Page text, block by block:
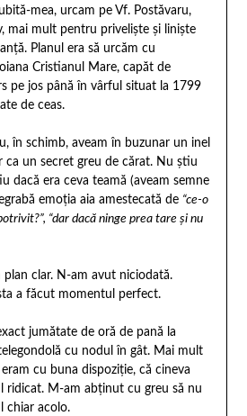
mea, urcam pe Vf. Postăvaru,
mai mult pentru priveliște și liniște
Planul era să urcăm cu
Cristianul Mare, capăt de
pe jos până în vârful situat la 1799
de ceas.
în schimb, aveam în buzunar un inel
ca un secret greu de cărat. Nu știu
dacă era ceva teamă (aveam semne
emoția aia amestecată de “ce-o
“dar dacă ninge prea tare și nu
clar. N-am avut niciodată.
a făcut momentul perfect.
jumătate de oră de pană la
cu nodul în gât. Mai mult
cu buna dispoziție, că cineva
ridicat. M-am abținut cu greu să nu
chiar acolo.